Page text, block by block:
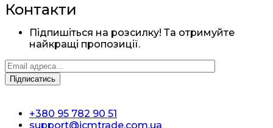
Контакти
Підпишіться на розсилку! Та отримуйте
найкращі пропозиції.
+380 95 782 90 51
support@icmtrade.com.ua